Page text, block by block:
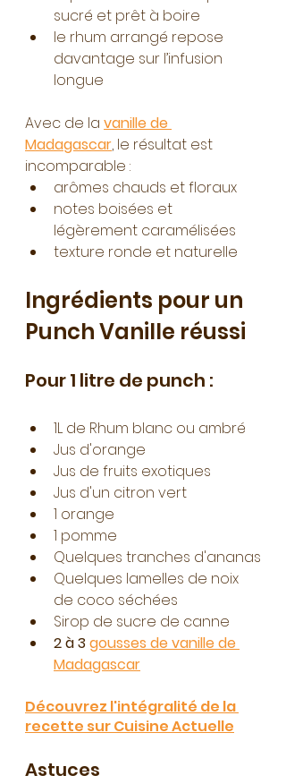
sucré et prêt à boire
le rhum arrangé repose
davantage sur l’infusion
longue
Avec de la vanille de
Madagascar, le résultat est
incomparable :
arômes chauds et floraux
notes boisées et
légèrement caramélisées
texture ronde et naturelle
Ingrédients pour un
Punch Vanille réussi
Pour 1 litre de punch :
1L de Rhum blanc ou ambré
Jus d'orange
Jus de fruits exotiques
Jus d'un citron vert
1 orange
1 pomme
Quelques tranches d'ananas
Quelques lamelles de noix
de coco séchées
Sirop de sucre de canne
2 à 3 gousses de vanille de
Madagascar
Découvrez l'intégralité de la
recette sur Cuisine Actuelle
Astuces